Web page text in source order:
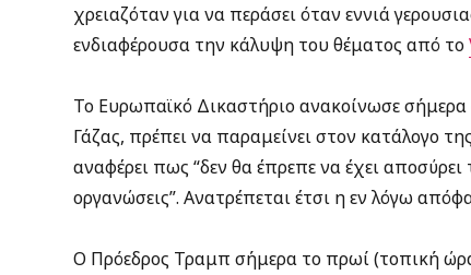
χρειαζόταν για να περάσει όταν εννιά
ενδιαφέρουσα την κάλυψη του θέματος από το
Το Ευρωπαϊκό Δικαστήριο ανακοίνωσε
Γάζας, πρέπει να παραμείνει στον κατάλογο
αναφέρει πως “δεν θα έπρεπε να έχει
οργανώσεις”. Ανατρέπεται έτσι η εν λόγω
Ο Πρόεδρος Τραμπ σήμερα το πρωί (τοπική